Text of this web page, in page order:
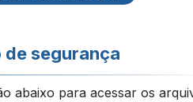
segurança
abaixo para acessar os